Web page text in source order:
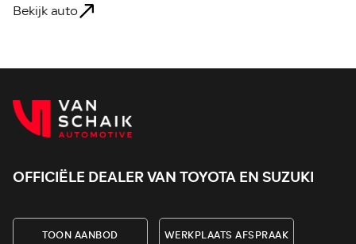
Bekijk auto
OFFICIËLE DEALER VAN TOYOTA EN SUZUKI
TOON AANBOD WERKPLAATS AFSPRAAK